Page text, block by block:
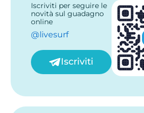
Iscriviti per seguire le
novità sul guadagno
online
@livesurf
Iscriviti